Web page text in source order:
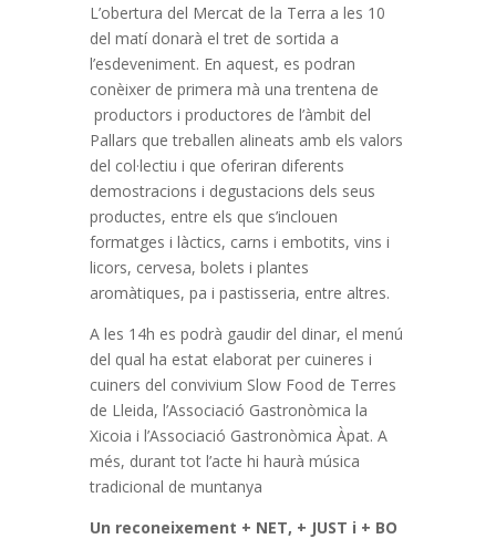
L’obertura del Mercat de la Terra a les 10
del matí donarà el tret de sortida a
l’esdeveniment. En aquest, es podran
conèixer de primera mà una trentena de
productors i productores de l’àmbit del
Pallars que treballen alineats amb els valors
del col·lectiu i que oferiran diferents
demostracions i degustacions dels seus
productes, entre els que s’inclouen
formatges i làctics, carns i embotits, vins i
licors, cervesa, bolets i plantes
aromàtiques, pa i pastisseria, entre altres.
A les 14h es podrà gaudir del dinar, el menú
del qual ha estat elaborat per cuineres i
cuiners del convivium Slow Food de Terres
de Lleida, l’Associació Gastronòmica la
Xicoia i l’Associació Gastronòmica Àpat. A
més, durant tot l’acte hi haurà música
tradicional de muntanya
Un reconeixement + NET, + JUST i + BO